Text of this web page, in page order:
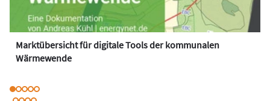
Marktübersicht für digitale Tools der kommunalen
Wärmewende